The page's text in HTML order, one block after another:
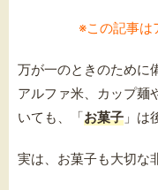
※この記事は
万が一のときのために
アルファ米、カップ麺
いても、「お菓子 」は
実は、お菓子も大切な